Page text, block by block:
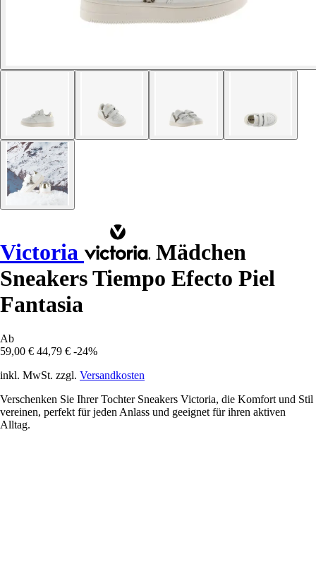
Victoria
Mädchen
Sneakers Tiempo Efecto Piel
Fantasia
Ab
59,00 € 44,79 € -24%
inkl. MwSt. zzgl. Versandkosten
Verschenken Sie Ihrer Tochter Sneakers Victoria, die Komfort und Stil
vereinen, perfekt für jeden Anlass und geeignet für ihren aktiven
Alltag.